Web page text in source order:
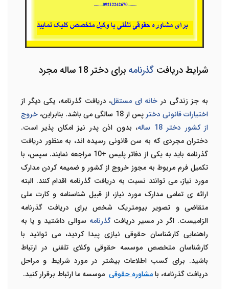
شرایط دریافت گذرنامه برای دختر 18 ساله مجرد
به جز زندگی در خانه ای مستقل، دریافت گذرنامه، یکی دیگر از
اختیارات قانونی دخترپس از 18 سالگی می باشد. بنابراین،
خروج
از کشور دختر 18 ساله
، بدون اذن پدر نیز امکان پذیر است.
دختران مجردی که به سن قانونی رسیده اند، به منظور دریافت
گذرنامه باید به یکی از دفاتر پلیس +10 مراجعه نمایند. سپس، با
تکمیل فرم مربوط به مجوز خروج از کشور و ضمیمه کردن مدارک
مورد نیاز، می توانند نسبت به دریافت گذرنامه اقدام کنند. البته
ارائه‌ ی تمامی مدارک مورد نیاز، از قبیل شناسنامه و کارت ملی
متقاضی و تصویر بیومتریک شخص برای دریافت گذرنامه
الزامیست. اگر در مسیر دریافتگذرنامهسوالی داشتید و یا به
راهنمایی کارشناسان حقوقی نیازی پیدا کردید، می توانید با
کارشناسان متخصص موسسه حقوقی وکلای تلفنی در ارتباط
باشید. برای کسب اطلاعات بیشتر در مورد شرایط و مراحل
دریافت گذرنامه، بامشاوره حقوقی موسسه ما ارتباط برقرار کنید.